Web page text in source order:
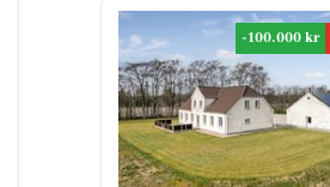
-100.000 kr